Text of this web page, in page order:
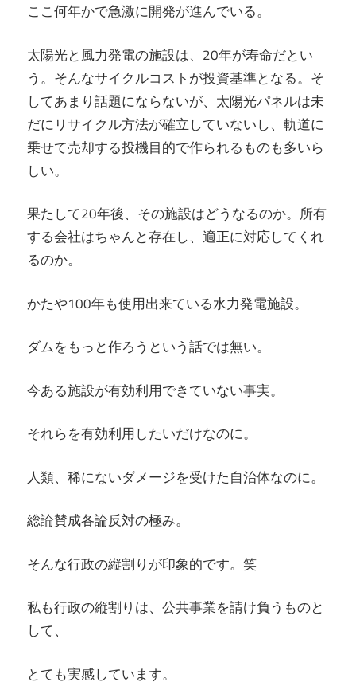
ここ何年かで急激に開発が進んでいる。
太陽光と風力発電の施設は、20年が寿命だとい
う。そんなサイクルコストが投資基準となる。そ
してあまり話題にならないが、太陽光パネルは未
だにリサイクル方法が確立していないし、軌道に
乗せて売却する投機目的で作られるものも多いら
しい。
果たして20年後、その施設はどうなるのか。所有
する会社はちゃんと存在し、適正に対応してくれ
るのか。
かたや100年も使用出来ている水力発電施設。
ダムをもっと作ろうという話では無い。
今ある施設が有効利用できていない事実。
それらを有効利用したいだけなのに。
人類、稀にないダメージを受けた自治体なのに。
総論賛成各論反対の極み。
そんな行政の縦割りが印象的です。笑
私も行政の縦割りは、公共事業を請け負うものと
して、
とても実感しています。